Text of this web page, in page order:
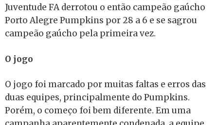
Juventude FA derrotou o então campeão gaúcho
Porto Alegre Pumpkins por 28 a 6 e se sagrou
campeão gaúcho pela primeira vez.
O jogo
O jogo foi marcado por muitas faltas e erros das
duas equipes, principalmente do Pumpkins.
Porém, o começo foi bem diferente. Em uma